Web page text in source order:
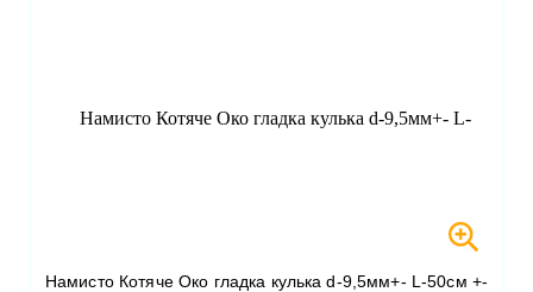
Намисто Котяче Око гладка кулька d-9,5мм+- L-50см +-